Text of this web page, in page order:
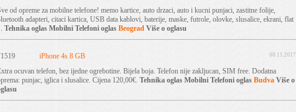
od opreme za mobilne telefone! memo kartice, auto drzaci, auto i kucni punjaci, zastitne folije,
adapteri, citaci kartica, USB data kablovi, baterije, maske, futrole, olovke, slusalice, ekrani, flat
Tehnika oglas Mobilni Telefoni oglas Beograd Više o oglasu
iPhone 4s 8 GB 08.11.2017
ocuvan telefon, bez ijedne ogrebotine. Bijela boja. Telefon nije zakljucan, SIM free. Dodatna
punjac, iglica i slusalice. Cijena 120,00€. Tehnika oglas Mobilni Telefoni oglas Budva Više o